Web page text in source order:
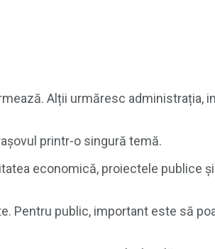
Alții urmăresc administrația,
printr-o singură temă.
economică, proiectele publice
Pentru public, important este să